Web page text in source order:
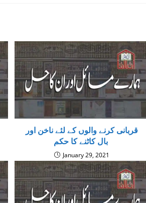
قربانی کرنے والوں کے لئے ناخن اور
January 29, 2021